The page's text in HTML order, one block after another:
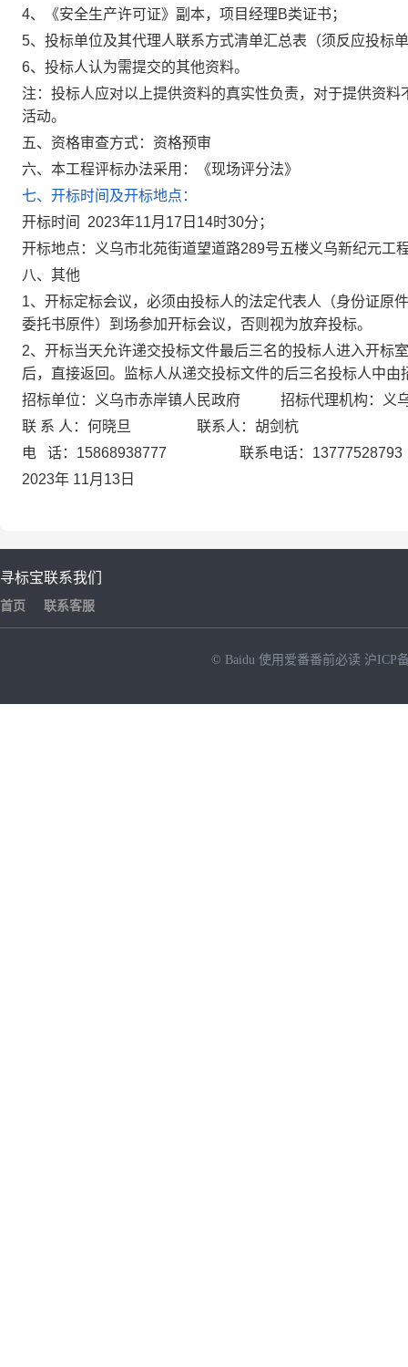
4、《安全生产许可证》副本，项目经理B类证书；
5、投标单位及其代理人联系方式清单汇总表（须反应投标
6、投标人认为需提交的其他资料。
注：投标人应对以上提供资料的真实性负责，对于提供资
活动。
五、资格审查方式：资格预审
六、本工程评标办法采用：《现场评分法》
七、开标时间及开标地点：
开标时间 2023年11月17日14时30分；
开标地点：义乌市北苑街道望道路289号五楼义乌新纪元工
八、其他
1、开标定标会议，必须由投标人的法定代表人（身份证原
委托书原件）到场参加开标会议，否则视为放弃投标。
2、开标当天允许递交投标文件最后三名的投标人进入开标
后，直接返回。监标人从递交投标文件的后三名投标人中由
招标单位：义乌市赤岸镇人民政府 招标代理机构：义乌
联 系 人：何晓旦 联系人：胡剑杭
电 话：15868938777 联系电话：13777528793
2023年 11月13日
寻标宝
首页
联系我们
联系客服
© Baidu 使用爱番番前必读 沪ICP